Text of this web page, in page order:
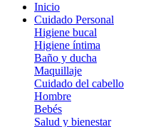
Inicio
Cuidado Personal
Higiene bucal
Higiene íntima
Baño y ducha
Maquillaje
Cuidado del cabello
Hombre
Bebés
Salud y bienestar